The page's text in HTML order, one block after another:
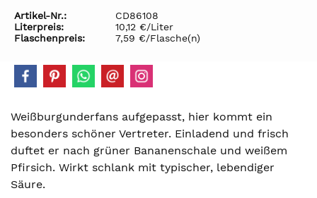
Artikel-Nr.:
CD86108
Literpreis:
10,12 €/Liter
Flaschenpreis:
7,59 €/Flasche(n)
Weißburgunderfans aufgepasst, hier kommt ein
besonders schöner Vertreter. Einladend und frisch
duftet er nach grüner Bananenschale und weißem
Pfirsich. Wirkt schlank mit typischer, lebendiger
Säure.